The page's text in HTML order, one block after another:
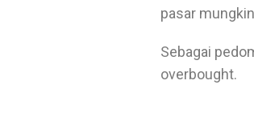
pasar
Sebagai
overbought.